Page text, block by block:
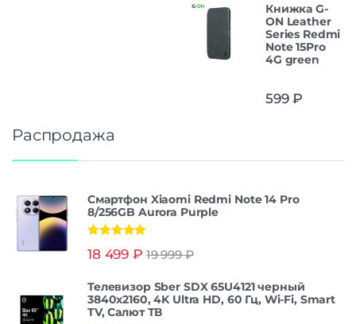
Книжка G-
ON Leather
Series Redmi
Note 15Pro
4G green
599₽
Распродажа
Смартфон Xiaomi Redmi Note 14 Pro
8/256GB Aurora Purple
из 5
18 499 ₽ 19 999₽
Телевизор Sber SDX 65U4121 черный
3840x2160, 4K Ultra HD, 60 Гц, Wi-Fi, Smart
TV, Салют ТВ